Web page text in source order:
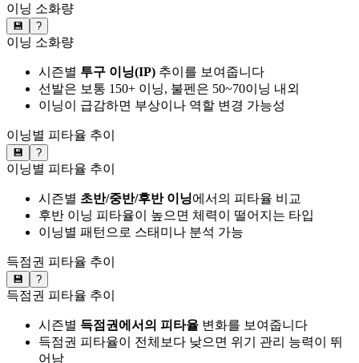
이닝 소화량
💾 ?
이닝 소화량
시즌별 투구 이닝(IP) 추이를 보여줍니다
선발은 보통 150+ 이닝, 불펜은 50~70이닝 내외
이닝이 급감하면 부상이나 역할 변경 가능성
이닝별 피타율 추이
💾 ?
이닝별 피타율 추이
시즌별 초반/중반/후반 이닝에서의 피타율 비교
후반 이닝 피타율이 높으면 체력이 떨어지는 타입
이닝별 패턴으로 스태미나 분석 가능
득점권 피타율 추이
💾 ?
득점권 피타율 추이
시즌별 득점권에서의 피타율 변화를 보여줍니다
득점권 피타율이 전체보다 낮으면 위기 관리 능력이 뛰
어남